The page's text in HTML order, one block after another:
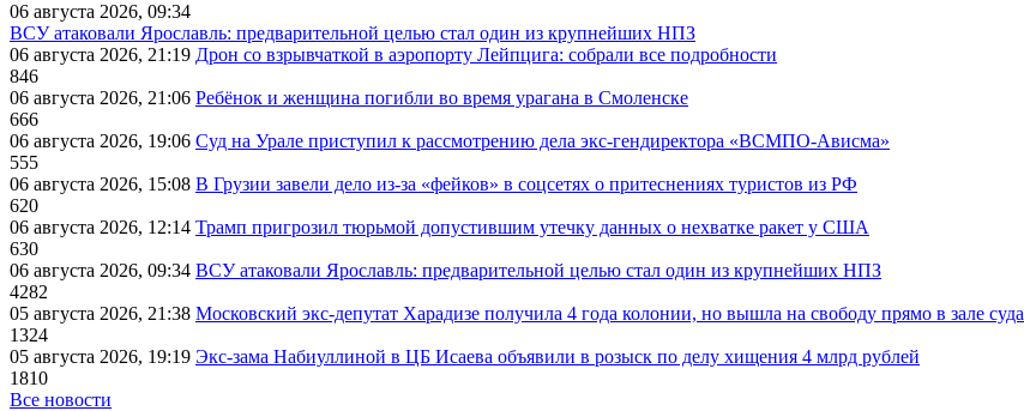
06 августа 2026, 09:34
ВСУ атаковали Ярославль: предварительной целью стал один из крупнейших НПЗ
06 августа 2026, 21:19 Дрон со взрывчаткой в аэропорту Лейпцига: собрали все подробности
846
06 августа 2026, 21:06 Ребёнок и женщина погибли во время урагана в Смоленске
666
06 августа 2026, 19:06 Суд на Урале приступил к рассмотрению дела экс-гендиректора «ВСМПО-Ависма»
555
06 августа 2026, 15:08 В Грузии завели дело из-за «фейков» в соцсетях о притеснениях туристов из РФ
620
06 августа 2026, 12:14 Трамп пригрозил тюрьмой допустившим утечку данных о нехватке ракет у США
630
06 августа 2026, 09:34 ВСУ атаковали Ярославль: предварительной целью стал один из крупнейших НПЗ
4282
05 августа 2026, 21:38 Московский экс-депутат Харадизе получила 4 года колонии, но вышла на свободу прямо в зале суда
1324
05 августа 2026, 19:19 Экс-зама Набиуллиной в ЦБ Исаева объявили в розыск по делу хищения 4 млрд рублей
1810
Все новости